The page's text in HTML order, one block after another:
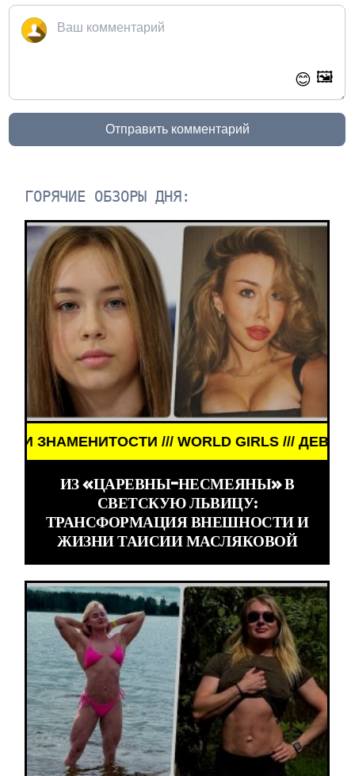
😊 🖼️
Отправить комментарий
ГОРЯЧИЕ ОБЗОРЫ ДНЯ:
/// WORLD GIRLS /// ДЕВУШКИ
ИЗ «ЦАРЕВНЫ-НЕСМЕЯНЫ» В
СВЕТСКУЮ ЛЬВИЦУ:
ТРАНСФОРМАЦИЯ ВНЕШНОСТИ И
ЖИЗНИ ТАИСИИ МАСЛЯКОВОЙ